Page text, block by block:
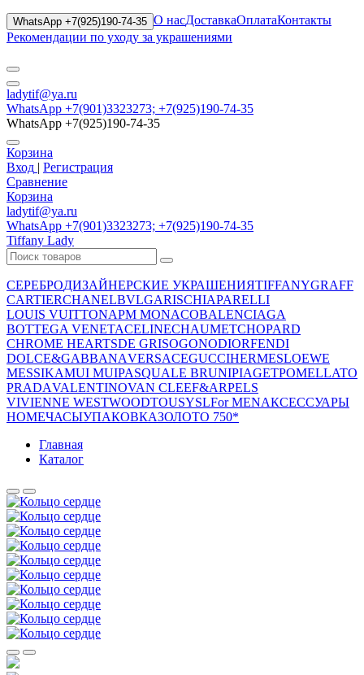
WhatsApp +7(925)190-74-35 О насДоставкаОплатаКонтакты
Рекомендации по уходу за украшениями
ladytif@ya.ru
WhatsApp +7(901)3323273; +7(925)190-74-35
WhatsApp +7(925)190-74-35
Корзина
Вход | Регистрация
Сравнение
Корзина
ladytif@ya.ru
WhatsApp +7(901)3323273; +7(925)190-74-35
Tiffany Lady
СЕРЕБРОДИЗАЙНЕРСКИЕ УКРАШЕНИЯTIFFANYGRAFF
CARTIERCHANELBVLGARISCHIAPARELLI
LOUIS VUITTONAPM MONACOBALENCIAGA
BOTTEGA VENETACELINECHAUMETCHOPARD
CHROME HEARTSDE GRISOGONODIORFENDI
DOLCE&GABBANAVERSACEGUCCIHERMESLOEWE
MESSIKAMUI MUIPASQUALE BRUNIPIAGETPOMELLATO
PRADAVALENTINOVAN CLEEF&ARPELS
VIVIENNE WESTWOODTOUSYSLFor MENАКСЕССУАРЫ
HOMEЧАСЫУПАКОВКАЗОЛОТО 750*
Главная
Каталог